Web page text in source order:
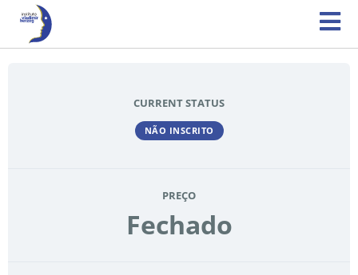
CURRENT STATUS
NÃO INSCRITO
PREÇO
Fechado